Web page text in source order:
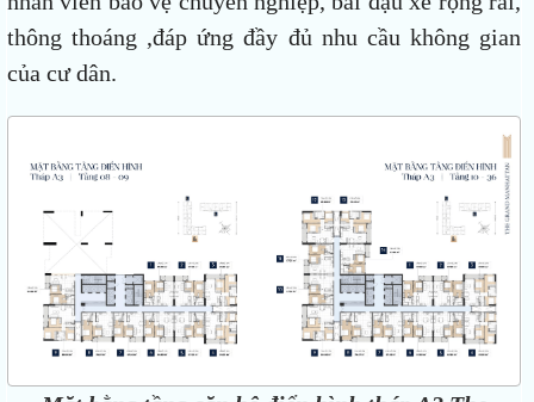
thông thoáng ,đáp ứng đầy đủ nhu cầu không gian
của cư dân.